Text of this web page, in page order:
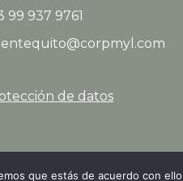
99 937 9761
de datos
que estás de acuerdo con